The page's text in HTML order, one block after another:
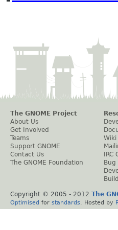
The GNOME Project
About Us
Get Involved
Teams
Support GNOME
Contact Us
The GNOME Foundation
Wiki
IRC
Bug
Copyright © 2005 - 2012 The
Optimised for standards . Hosted by